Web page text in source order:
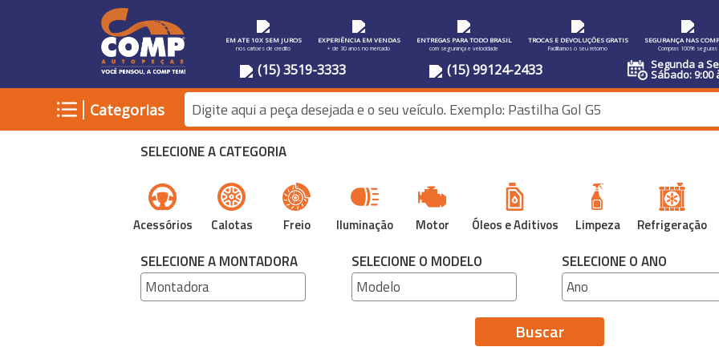
EM ATE 10X SEM JUROS
nos cartoes de credito
EXPERIÊNCIA EM VENDAS
+ de 30 anos no mercado
ENTREGAS PARA TODO BRASIL
com segurança e velocidade
TROCAS E DEVOLUÇÕES GRATIS
Facilitamos o seu retorno
SEGURANÇA NAS
Compras 100% seguras
(15) 3519-3333 (15) 99124-2433 Segunda a
Sábado: 9:00
| Categorias
SELECIONE A CATEGORIA
Acessórios Calotas Freio Iluminação Motor Óleos e Aditivos Limpeza Refrigeração
SELECIONE A MONTADORA SELECIONE O MODELO SELECIONE O ANO
Buscar